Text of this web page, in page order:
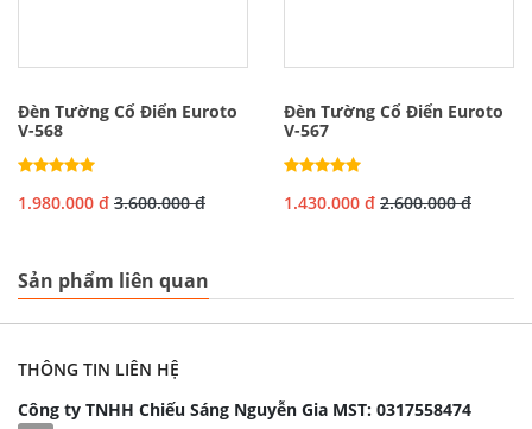
Đèn Tường Cổ Điển Euroto
V-568
1.980.000 đ 3.600.000 đ
Đèn Tường Cổ Điển Euroto
V-567
1.430.000 đ 2.600.000 đ
Sản phẩm liên quan
THÔNG TIN LIÊN HỆ
Công ty TNHH Chiếu Sáng Nguyễn Gia MST: 0317558474